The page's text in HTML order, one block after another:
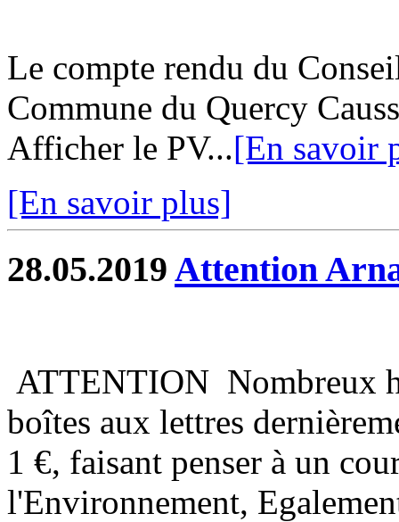
Le compte rendu du
Commune du Quercy
Afficher le PV...[En savoir
[En savoir plus]
28.05.2019 Attention
ATTENTION Nombreux
boîtes aux lettres
1 €, faisant penser à un
l'Environnement,